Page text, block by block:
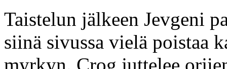
Taistelun jälkeen Jevgeni
siinä sivussa vielä poistaa